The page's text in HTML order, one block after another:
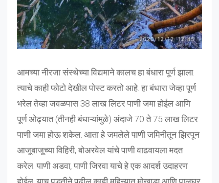
आमच्या नीरजा संस्थेच्या विद्यमाने कालच हा बंधारा पूर्ण झाला.
त्याचे काही फोटो देखील पोस्ट करतो आहे. हा बंधारा जेव्हा पूर्ण
भरेल तेव्हा जवळपास 38 लाख लिटर पाणी जमा होईल आणि
पूर्ण ओढ्यात (तीनही बंधाऱ्यांमुळे) अंदाजे 70 ते 75 लाख लिटर
पाणी जमा होऊ शकेल. आता हे जमलेले पाणी जमिनीतून झिरपून
आजूबाजूच्या विहिरी, बोअरवेल यांचे पाणी वाढवायला मदत
करेल. पाणी अडवा, पाणी जिरवा याचे हे एक आदर्श उदाहरण